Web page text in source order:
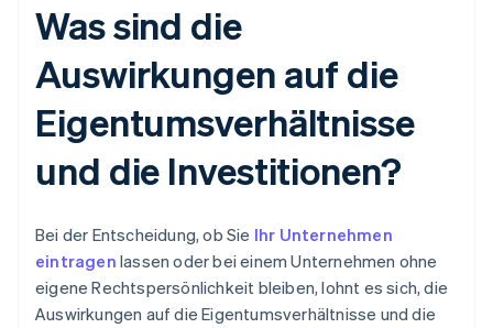
Was sind die
Auswirkungen auf die
Eigentumsverhältnisse
und die Investitionen?
Bei der Entscheidung, ob Sie Ihr Unternehmen
eintragen lassen oder bei einem Unternehmen ohne
eigene Rechtspersönlichkeit bleiben, lohnt es sich, die
Auswirkungen auf die Eigentumsverhältnisse und die